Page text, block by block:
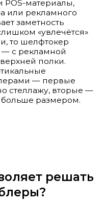
POS-материалы,
или рекламного
заметность
«увлечётся»
то шелфтокер
— с рекламной
полки.
— первые
стеллажу, вторые —
размером.
решать